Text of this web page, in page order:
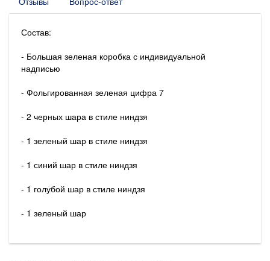
Состав:
- Большая зеленая коробка с индивидуальной
надписью
- Фольгированная зеленая цифра 7
- 2 черных шара в стиле ниндзя
- 1 зеленый шар в стиле ниндзя
- 1 синий шар в стиле ниндзя
- 1 голубой шар в стиле ниндзя
- 1 зеленый шар